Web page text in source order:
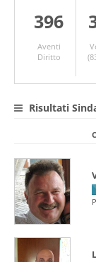
396
Aventi
Diritto
Risultati